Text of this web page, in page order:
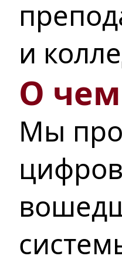
и
О чем
Мы